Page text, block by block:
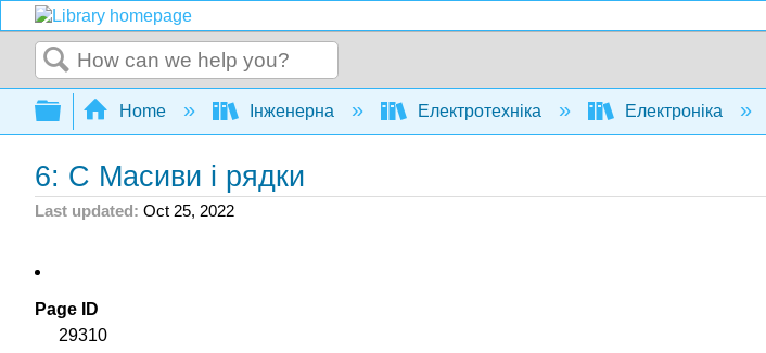
Search
Expand/collapse global hierarchy
Home Інженерна Електротехніка Електроніка
6: C Масиви і рядки
Last updated Oct 25, 2022
Page ID
29310